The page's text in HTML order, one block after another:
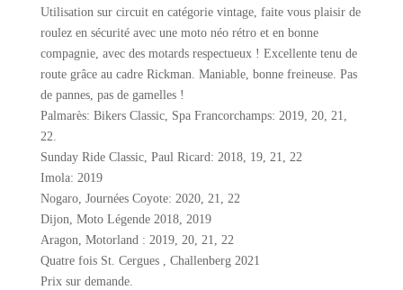
Utilisation sur circuit en catégorie vintage, faite vous plaisir de
roulez en sécurité avec une moto néo rétro et en bonne
compagnie, avec des motards respectueux ! Excellente tenu de
route grâce au cadre Rickman. Maniable, bonne freineuse. Pas
de pannes, pas de gamelles !
Palmarès: Bikers Classic, Spa Francorchamps: 2019, 20, 21,
22.
Sunday Ride Classic, Paul Ricard: 2018, 19, 21, 22
Imola: 2019
Nogaro, Journées Coyote: 2020, 21, 22
Dijon, Moto Légende 2018, 2019
Aragon, Motorland : 2019, 20, 21, 22
Quatre fois St. Cergues , Challenberg 2021
Prix sur demande.